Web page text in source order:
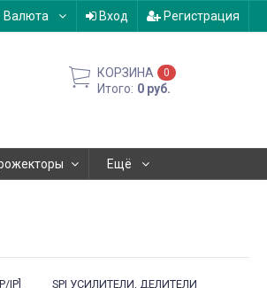
Валюта Вход Регистрация
КОРЗИНА 0
Итого: 0 руб.
Ещё
IP] SPI УСИЛИТЕЛИ, ДЕЛИТЕЛИ